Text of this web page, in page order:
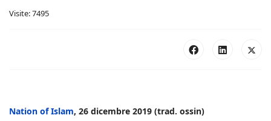
Visite: 7495
Nation of Islam, 26 dicembre 2019 (trad. ossin)